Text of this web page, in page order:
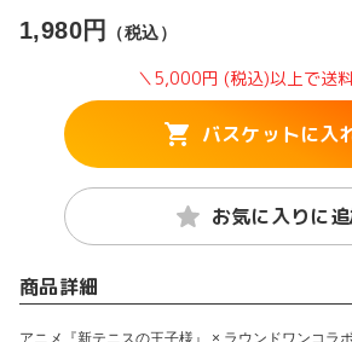
1,980円
（税込）
＼5,000円 (税込)以上で送
バスケットに入
お気に入りに追
商品詳細
アニメ『新テニスの王子様』 × ラウンドワンコラ